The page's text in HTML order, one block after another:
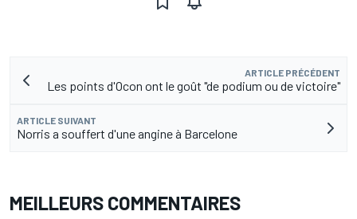
ARTICLE PRÉCÉDENT
Les points d'Ocon ont le goût "de podium ou de victoire"
ARTICLE SUIVANT
Norris a souffert d'une angine à Barcelone
MEILLEURS COMMENTAIRES